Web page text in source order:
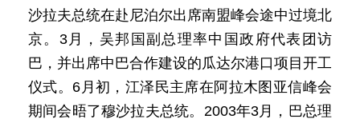
沙拉夫总统在赴尼泊尔出席南盟峰会途中过境北
京。3月，吴邦国副总理率中国政府代表团访
巴，并出席中巴合作建设的瓜达尔港口项目开工
仪式。6月初，江泽民主席在阿拉木图亚信峰会
期间会晤了穆沙拉夫总统。2003年3月，巴总理